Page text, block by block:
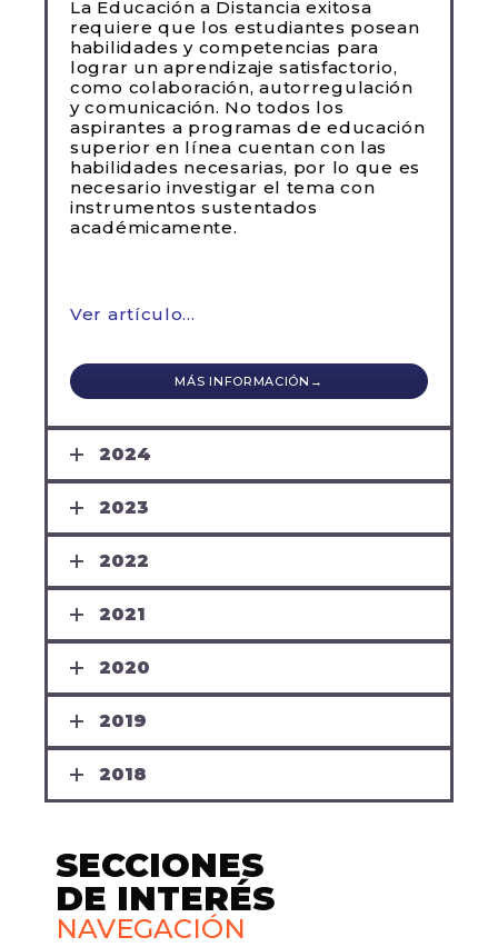
La Educación a Distancia exitosa
requiere que los estudiantes posean
habilidades y competencias para
lograr un aprendizaje satisfactorio,
como colaboración, autorregulación
y comunicación. No todos los
aspirantes a programas de educación
superior en línea cuentan con las
habilidades necesarias, por lo que es
necesario investigar el tema con
instrumentos sustentados
académicamente.
Ver artículo…
MÁS INFORMACIÓN→
2024
2023
2022
2021
2020
2019
2018
SECCIONES
DE INTERÉS
NAVEGACIÓN